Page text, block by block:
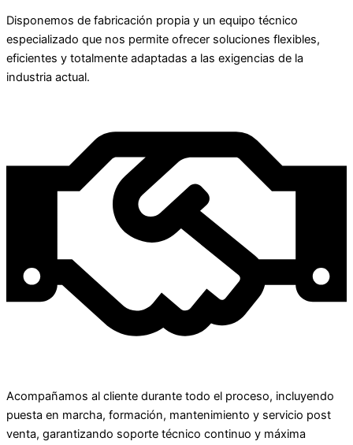
Disponemos de fabricación propia y un equipo técnico
especializado que nos permite ofrecer soluciones flexibles,
eficientes y totalmente adaptadas a las exigencias de la
industria actual.
Acompañamos al cliente durante todo el proceso, incluyendo
puesta en marcha, formación, mantenimiento y servicio post
venta, garantizando soporte técnico continuo y máxima